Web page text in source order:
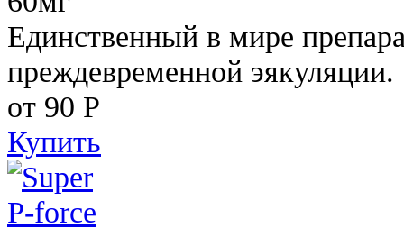
Единственный в мире
преждевременной эякуляции.
от 90 Р
Купить